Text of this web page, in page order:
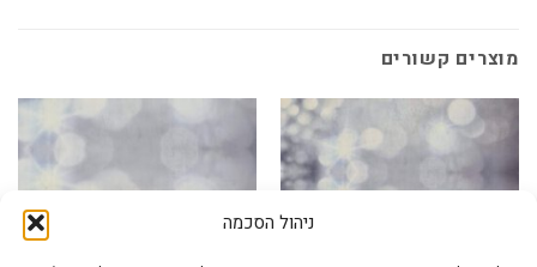
ניהול הסכמה
מוצרים קשורים